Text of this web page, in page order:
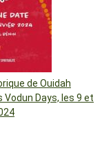
de Ouidah
Vodun Days, les 9 et